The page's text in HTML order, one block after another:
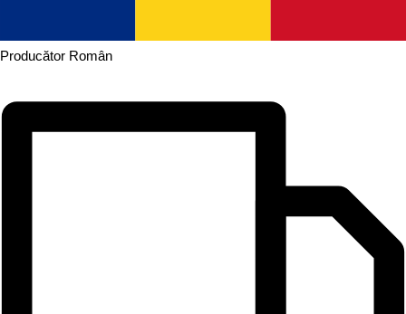
Producător Român